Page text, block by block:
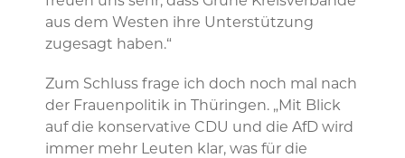
aus dem Westen ihre Unterstützung
zugesagt haben.“
Zum Schluss frage ich doch noch mal nach
der Frauenpolitik in Thüringen. „Mit Blick
auf die konservative CDU und die AfD wird
immer mehr Leuten klar, was für die